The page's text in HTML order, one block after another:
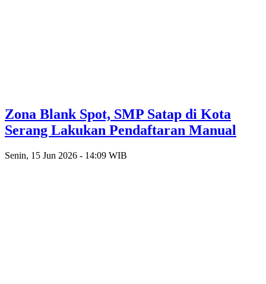
Zona Blank Spot, SMP Satap di Kota
Serang Lakukan Pendaftaran Manual
Senin, 15 Jun 2026 - 14:09 WIB